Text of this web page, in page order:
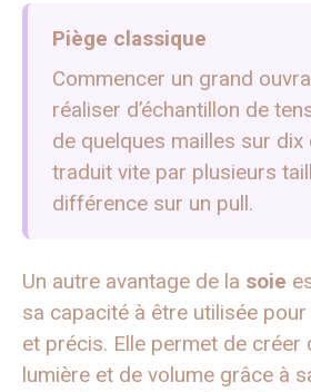
Piège classique
Commencer un grand
réaliser d’échantillon de
de quelques mailles sur
traduit vite par plusieurs
différence sur un pull.
Un autre avantage de la soie
sa capacité à être utilisée
et précis. Elle permet de créer
lumière et de volume grâce à